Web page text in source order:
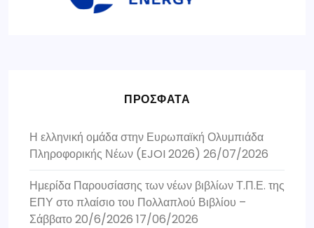
ΠΡΟΣΦΑΤΑ
Η ελληνική ομάδα στην Ευρωπαϊκή Ολυμπιάδα
Πληροφορικής Νέων (EJOI 2026) 26/07/2026
Ημερίδα Παρουσίασης των νέων βιβλίων Τ.Π.Ε. της
ΕΠΥ στο πλαίσιο του Πολλαπλού Βιβλίου –
Σάββατο 20/6/2026 17/06/2026